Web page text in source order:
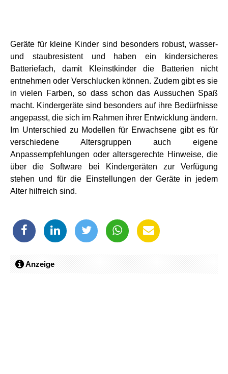
Geräte für kleine Kinder sind besonders robust, wasser-
und staubresistent und haben ein kindersicheres
Batteriefach, damit Kleinstkinder die Batterien nicht
entnehmen oder Verschlucken können. Zudem gibt es sie
in vielen Farben, so dass schon das Aussuchen Spaß
macht. Kindergeräte sind besonders auf ihre Bedürfnisse
angepasst, die sich im Rahmen ihrer Entwicklung ändern.
Im Unterschied zu Modellen für Erwachsene gibt es für
verschiedene Altersgruppen auch eigene
Anpassempfehlungen oder altersgerechte Hinweise, die
über die Software bei Kindergeräten zur Verfügung
stehen und für die Einstellungen der Geräte in jedem
Alter hilfreich sind.
Anzeige